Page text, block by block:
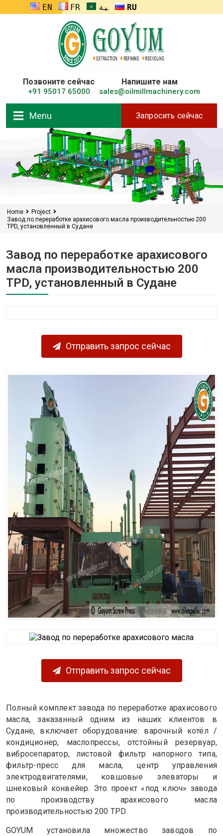
ENGLISHFRANÇAISالعربيةRUSSIA
Позвоните сейчас
+91 95017 65000
Напишите нам
sales@oilmillmachinery.com
Menu Запросить сейчас
Home
Project
Завод по переработке арахисового масла производительностью 200
TPD, установленный в Судане
Завод по переработке арахисового
масла производительностью 200
TPD, установленный в Судане
Отправить запрос сейчас
Отправить запрос сейчас
Полный комплект завода по переработке арахисового
масла, заказанный одним из наших клиентов в
Судане, включает оборудование: варочный котёл /
кондиционер, маслопрессы, отстойный резервуар,
вибросепаратор, листовой фильтр напорного типа,
фильтр-пресс для масла, центр управления
электродвигателями, ковшовые элеваторы и
шнековый конвейер. Это проект «под ключ» завода
по производству арахисового масла
производительностью 200 TPD.
GOYUM установила множество заводов по